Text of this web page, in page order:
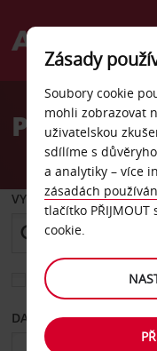
Welcome
AvisPronájem
VYZVEDNOUT Z
Vyberte si jiné
DATUM OD
Zásady
Soubory cookie
mohli zobrazovat
uživatelskou
sdílíme s
a analytiky – více
zásadách
tlačítko
cookie.